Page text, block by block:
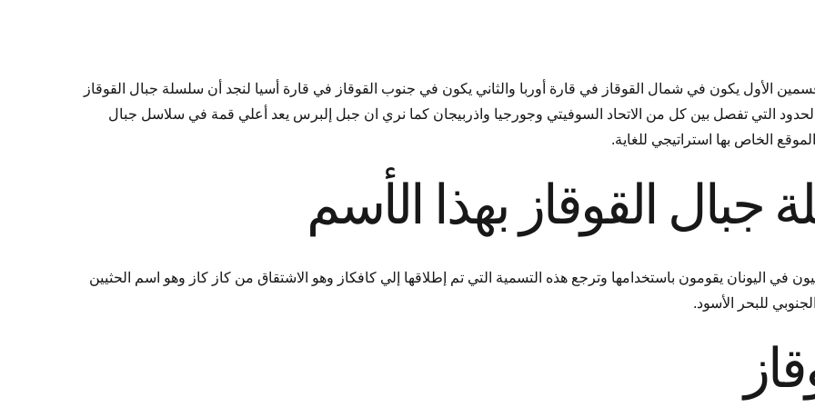
الأول يكون في شمال القوقاز في قارة أوربا والثاني يكون في جنوب القوقاز في قارة أسيا لنجد أن سلسلة جبال القوقاز
التي تفصل بين كل من الاتحاد السوفيتي وجورجيا واذربيجان كما نري ان جبل إلبرس يعد أعلي قمة في سلاسل جبال
القوقاز بهذا الأسم
في اليونان يقومون باستخدامها وترجع هذه التسمية التي تم إطلاقها إلي كافكاز وهو الاشتقاق من كاز كاز وهو اسم الحثيين
للبحر الأسود.